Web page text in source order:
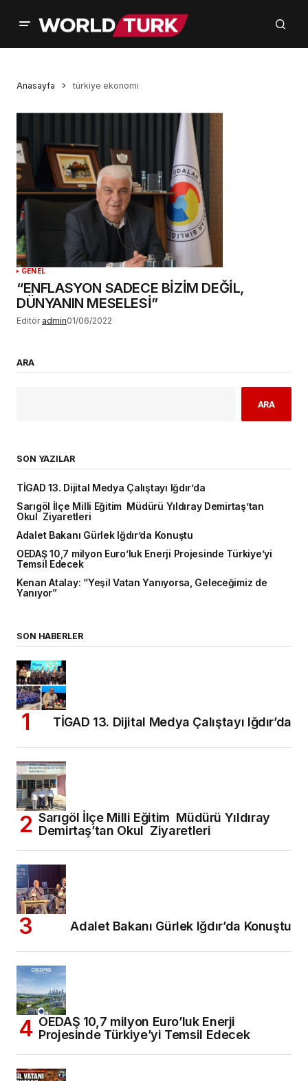
Anasayfa türkiye ekonomi
GENEL
“ENFLASYON SADECE BİZİM DEĞİL,
DÜNYANIN MESELESİ”
Editör admin01/06/2022
ARA
ARA
SON YAZILAR
TİGAD 13. Dijital Medya Çalıştayı Iğdır’da
Sarıgöl İlçe Milli Eğitim Müdürü Yıldıray Demirtaş’tan
Okul Ziyaretleri
Adalet Bakanı Gürlek Iğdır’da Konuştu
OEDAŞ 10,7 milyon Euro’luk Enerji Projesinde Türkiye’yi
Temsil Edecek
Kenan Atalay: “Yeşil Vatan Yanıyorsa, Geleceğimiz de
Yanıyor”
SON HABERLER
TİGAD 13. Dijital Medya Çalıştayı Iğdır’da
Sarıgöl İlçe Milli Eğitim Müdürü Yıldıray
Demirtaş’tan Okul Ziyaretleri
Adalet Bakanı Gürlek Iğdır’da Konuştu
OEDAŞ 10,7 milyon Euro’luk Enerji
Projesinde Türkiye’yi Temsil Edecek